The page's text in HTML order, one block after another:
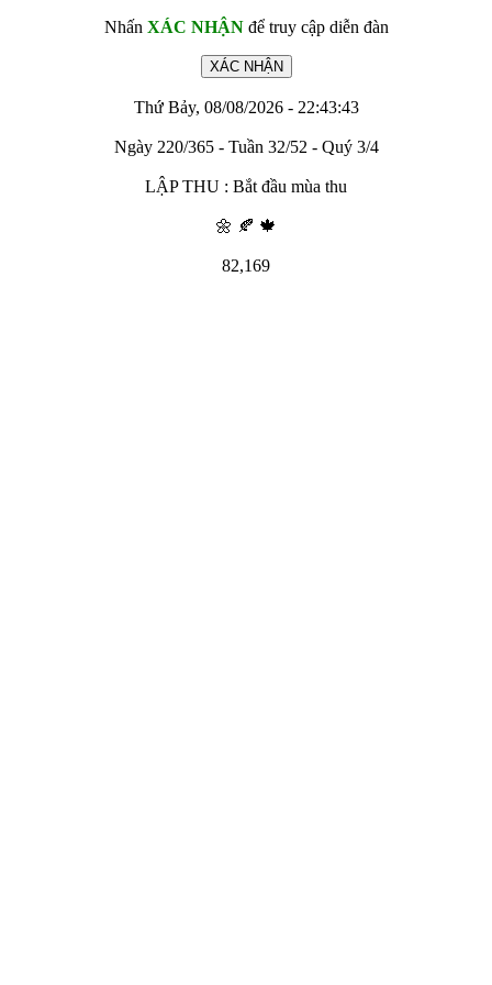
Nhấn XÁC NHẬNđể truy cập diễn đàn
Thứ Bảy, 08/08/2026 - 22:43:43
Ngày 220/365 - Tuần 32/52 - Quý 3/4
LẬP THU : Bắt đầu mùa thu
🌼 🍂 🍁
82,169